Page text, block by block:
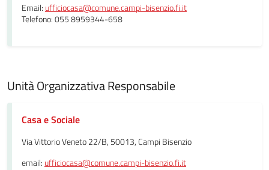
Email: ufficiocasa@comune.campi-bisenzio.fi.it
Telefono: 055 8959344-658
Unità Organizzativa Responsabile
Casa e Sociale
Via Vittorio Veneto 22/B, 50013, Campi Bisenzio
email: ufficiocasa@comune.campi-bisenzio.fi.it